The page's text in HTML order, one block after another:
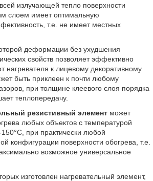
излучающей тепло поверхности
слоем имеет оптимальную
т.е. не имеет местных
деформации без ухудшения
свойств позволяет эффективно
нагревателя к лицевому декоративному
быть приклеен к почти любому
при толщине клеевого слоя порядка
теплопередачу.
резистивный элементможет
любых объектов с температурой
при практически любой
конфигурации поверхности обогрева, т.е.
возможное универсальное
изготовлен нагревательный элемент,